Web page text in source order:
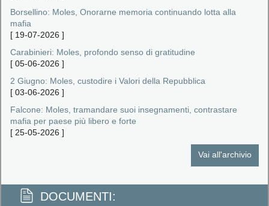
Borsellino: Moles, Onorarne memoria continuando lotta alla
mafia
[ 19-07-2026 ]
Carabinieri: Moles, profondo senso di gratitudine
[ 05-06-2026 ]
2 Giugno: Moles, custodire i Valori della Repubblica
[ 03-06-2026 ]
Falcone: Moles, tramandare suoi insegnamenti, contrastare
mafia per paese più libero e forte
[ 25-05-2026 ]
Vai all'archivio
DOCUMENTI: